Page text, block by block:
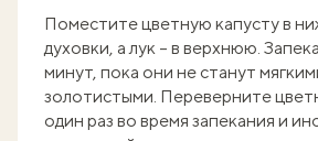
Поместите цветную капусту в
духовки, а лук – в верхнюю.
минут, пока они не станут
золотистыми. Переверните
один раз во время запекания и